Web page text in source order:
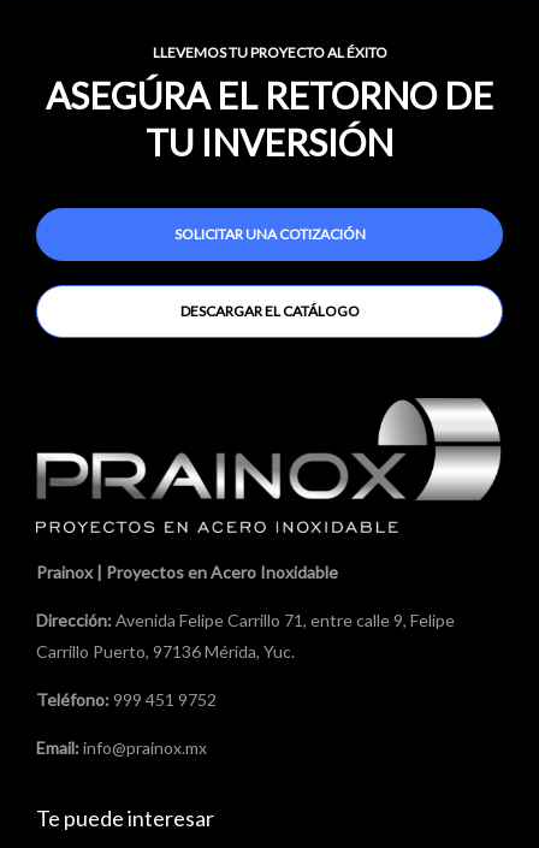
LLEVEMOS TU PROYECTO AL ÉXITO
ASEGÚRA EL RETORNO DE
TU INVERSIÓN
SOLICITAR UNA COTIZACIÓN
DESCARGAR EL CATÁLOGO
Prainox | Proyectos en Acero Inoxidable
Dirección: Avenida Felipe Carrillo 71, entre calle 9, Felipe
Carrillo Puerto, 97136 Mérida, Yuc.
Teléfono: 999 451 9752
Email: info@prainox.mx
Te puede interesar